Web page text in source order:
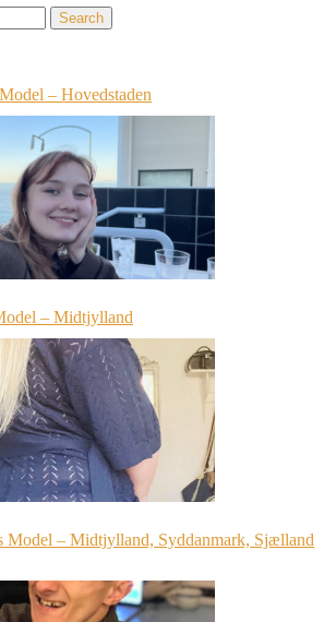
Model – Hovedstaden
– Midtjylland
Model – Midtjylland, Syddanmark, Sjælland